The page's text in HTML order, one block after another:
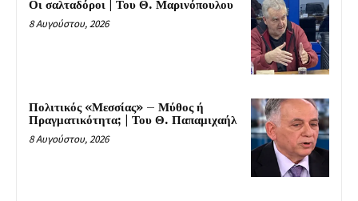
Οι σαλταδόροι | Του Θ. Μαρινόπουλου
8 Αυγούστου, 2026
Πολιτικός «Μεσσίας» – Μύθος ή
Πραγματικότητα; | Του Θ. Παπαμιχαήλ
8 Αυγούστου, 2026